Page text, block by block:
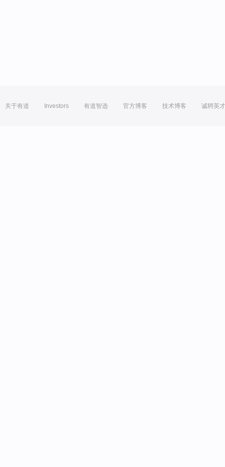
关于有道 Investors 有道智选 官方博客 技术博客 诚聘英才